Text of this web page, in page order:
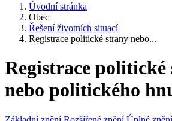
Úvodní stránka
Obec
Řešení životních situací
Registrace politické strany nebo...
Registrace politické
nebo politického